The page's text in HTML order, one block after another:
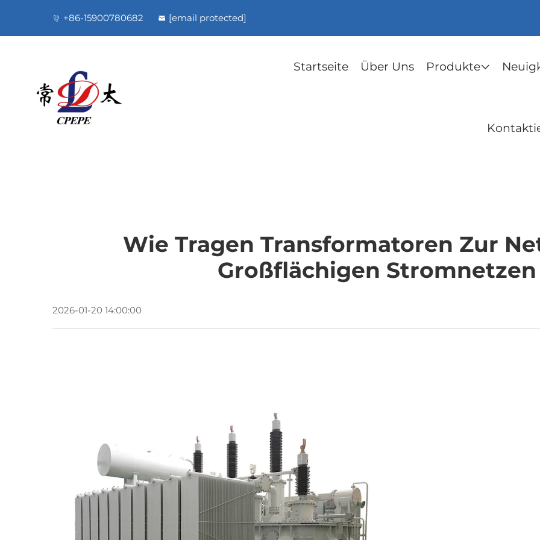
+86-15900780682 [email protected]
Startseite Über Uns Produkte
Wie Tragen Transformatoren Zur
Großflächigen Stromnetzen
2026-01-20 14:00:00